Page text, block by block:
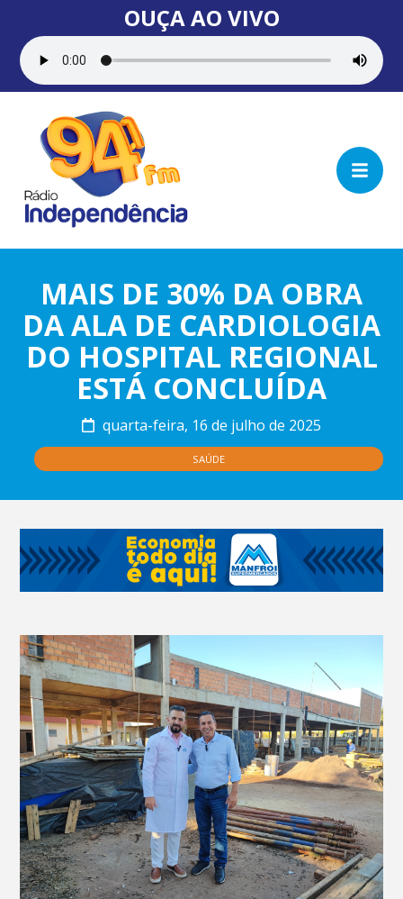
OUÇA AO VIVO
MAIS DE 30% DA OBRA
DA ALA DE CARDIOLOGIA
DO HOSPITAL REGIONAL
ESTÁ CONCLUÍDA
quarta-feira, 16 de julho de 2025
SAÚDE